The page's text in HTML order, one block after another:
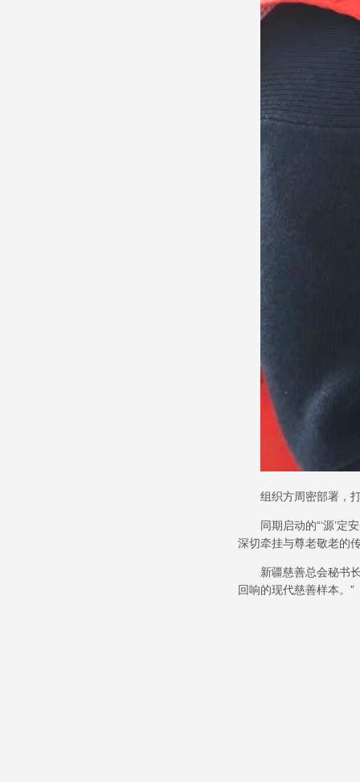
组织方周密部署，
同期启动的“‘源’定
深切牵挂与尊老敬老的
新疆慈善总会秘书
回响的现代慈善样本。 ”